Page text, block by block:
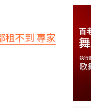
租不到 專家